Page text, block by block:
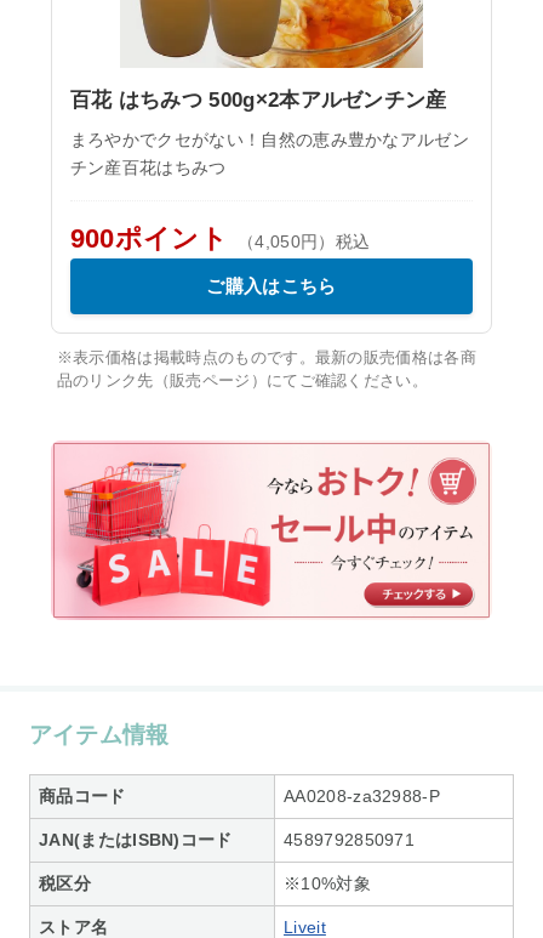
百花 はちみつ 500g×2本アルゼンチン産
まろやかでクセがない！自然の恵み豊かなアルゼン
チン産百花はちみつ
900ポイント （4,050円）税込
ご購入はこちら
※表示価格は掲載時点のものです。最新の販売価格は各商
品のリンク先（販売ページ）にてご確認ください。
アイテム情報
商品コード AA0208-za32988-P
JAN(またはISBN)コード 4589792850971
税区分 ※10%対象
ストア名 Liveit